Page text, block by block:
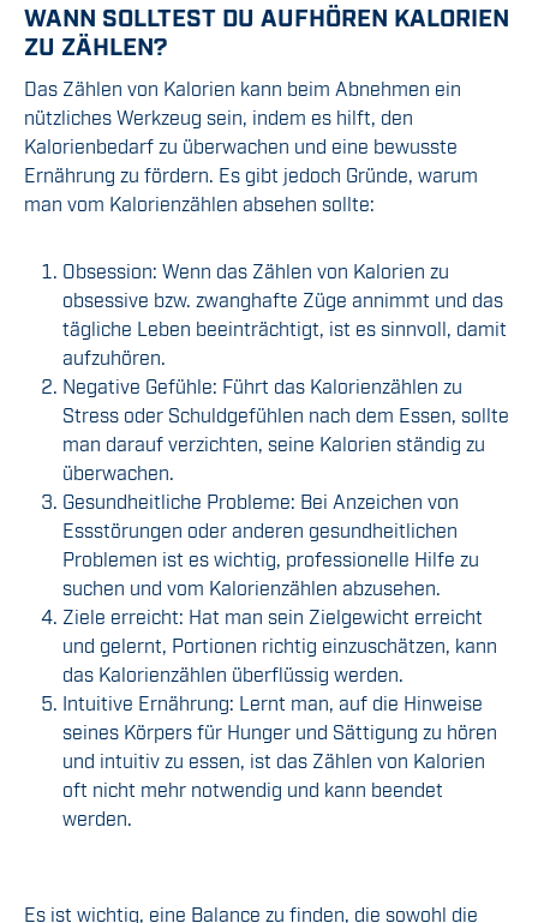
WANN SOLLTEST DU AUFHÖREN KALORIEN
ZU ZÄHLEN?
Das Zählen von Kalorien kann beim Abnehmen ein
nützliches Werkzeug sein, indem es hilft, den
Kalorienbedarf zu überwachen und eine bewusste
Ernährung zu fördern. Es gibt jedoch Gründe, warum
man vom Kalorienzählen absehen sollte:
Obsession: Wenn das Zählen von Kalorien zu
obsessive bzw. zwanghafte Züge annimmt und das
tägliche Leben beeinträchtigt, ist es sinnvoll, damit
aufzuhören.
Negative Gefühle: Führt das Kalorienzählen zu
Stress oder Schuldgefühlen nach dem Essen, sollte
man darauf verzichten, seine Kalorien ständig zu
überwachen.
Gesundheitliche Probleme: Bei Anzeichen von
Essstörungen oder anderen gesundheitlichen
Problemen ist es wichtig, professionelle Hilfe zu
suchen und vom Kalorienzählen abzusehen.
Ziele erreicht: Hat man sein Zielgewicht erreicht
und gelernt, Portionen richtig einzuschätzen, kann
das Kalorienzählen überflüssig werden.
Intuitive Ernährung: Lernt man, auf die Hinweise
seines Körpers für Hunger und Sättigung zu hören
und intuitiv zu essen, ist das Zählen von Kalorien
oft nicht mehr notwendig und kann beendet
werden.
Es ist wichtig, eine Balance zu finden, die sowohl die